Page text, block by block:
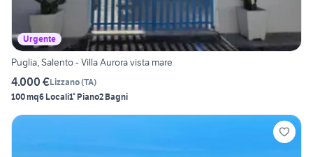
Urgente
Puglia, Salento - Villa Aurora vista mare
4.000 €Lizzano(TA)
100 mq6 Locali1° Piano2 Bagni